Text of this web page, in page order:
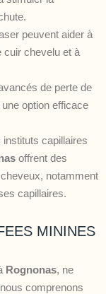
peuvent aider à
cuir chevelu et à
de perte de
option efficace
instituts capillaires
offrent des
notamment
capillaires.
MININES
Rognonas, ne
comprenons